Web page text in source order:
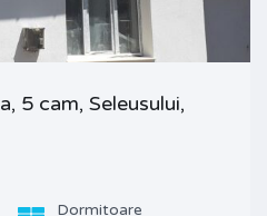
5 cam, Seleusului,
Dormitoare